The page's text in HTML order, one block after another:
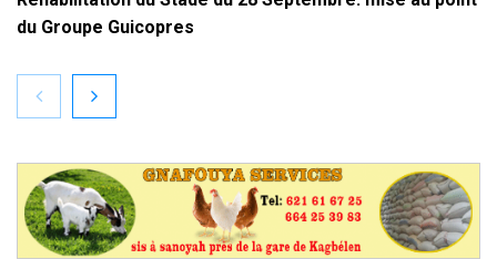
du Groupe Guicopres